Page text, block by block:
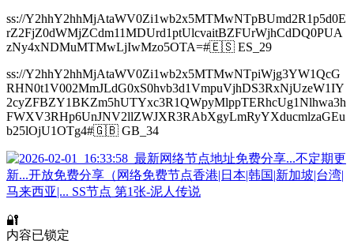
ss://Y2hhY2hhMjAtaWV0Zi1wb2x5MTMwNTpBUmd2R1p5d0E
rZ2FjZ0dWMjZCdm11MDUrd1ptUlcvaitBZFUrWjhCdDQ0PUA
zNy4xNDMuMTMwLjIwMzo5OTA=#🇪🇸 ES_29
ss://Y2hhY2hhMjAtaWV0Zi1wb2x5MTMwNTpiWjg3YW1QcG
RHN0t1V002MmJLdG0xS0hvb3d1VmpuVjhDS3RxNjUzeW1IY
2cyZFBZY1BKZm5hUTYxc3R1QWpyMlppTERhcUg1Nlhwa3h
FWXV3RHp6UnJNV2llZWJXR3RAbXgyLmRyYXducmlzaGEu
b25lOjU1OTg4#🇬🇧 GB_34
🔐
内容已锁定